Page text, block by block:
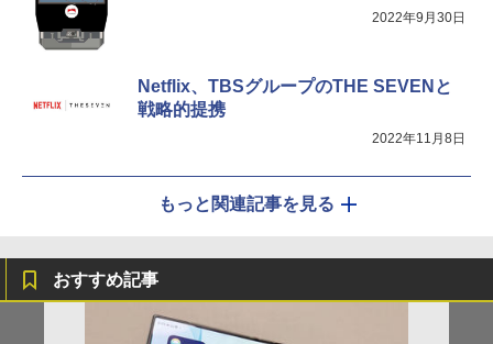
2022年9月30日
Netflix、TBSグループのTHE SEVENと
戦略的提携
2022年11月8日
もっと関連記事を見る
おすすめ記事